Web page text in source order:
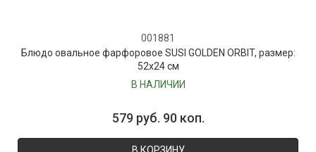
001881
Блюдо овальное фарфоровое SUSI GOLDEN ORBIT, размер:
52х24 см
В НАЛИЧИИ
579 руб. 90 коп.